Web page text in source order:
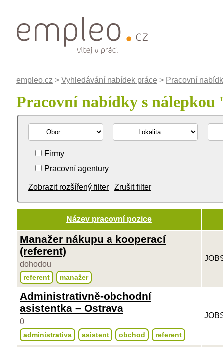
empleo.cz > Vyhledávání nabídek práce > Pracovní
Pracovní nabídky s nálepkou '
Firmy
Pracovní agentury
Zobrazit rozšířený filter Zrušit filter
Název pracovní pozice
Manažer nákupu a kooperací
(referent)
dohodou
referent manažer
Administrativně-obchodní
asistentka – Ostrava
0
administrativa asistent obchod referent